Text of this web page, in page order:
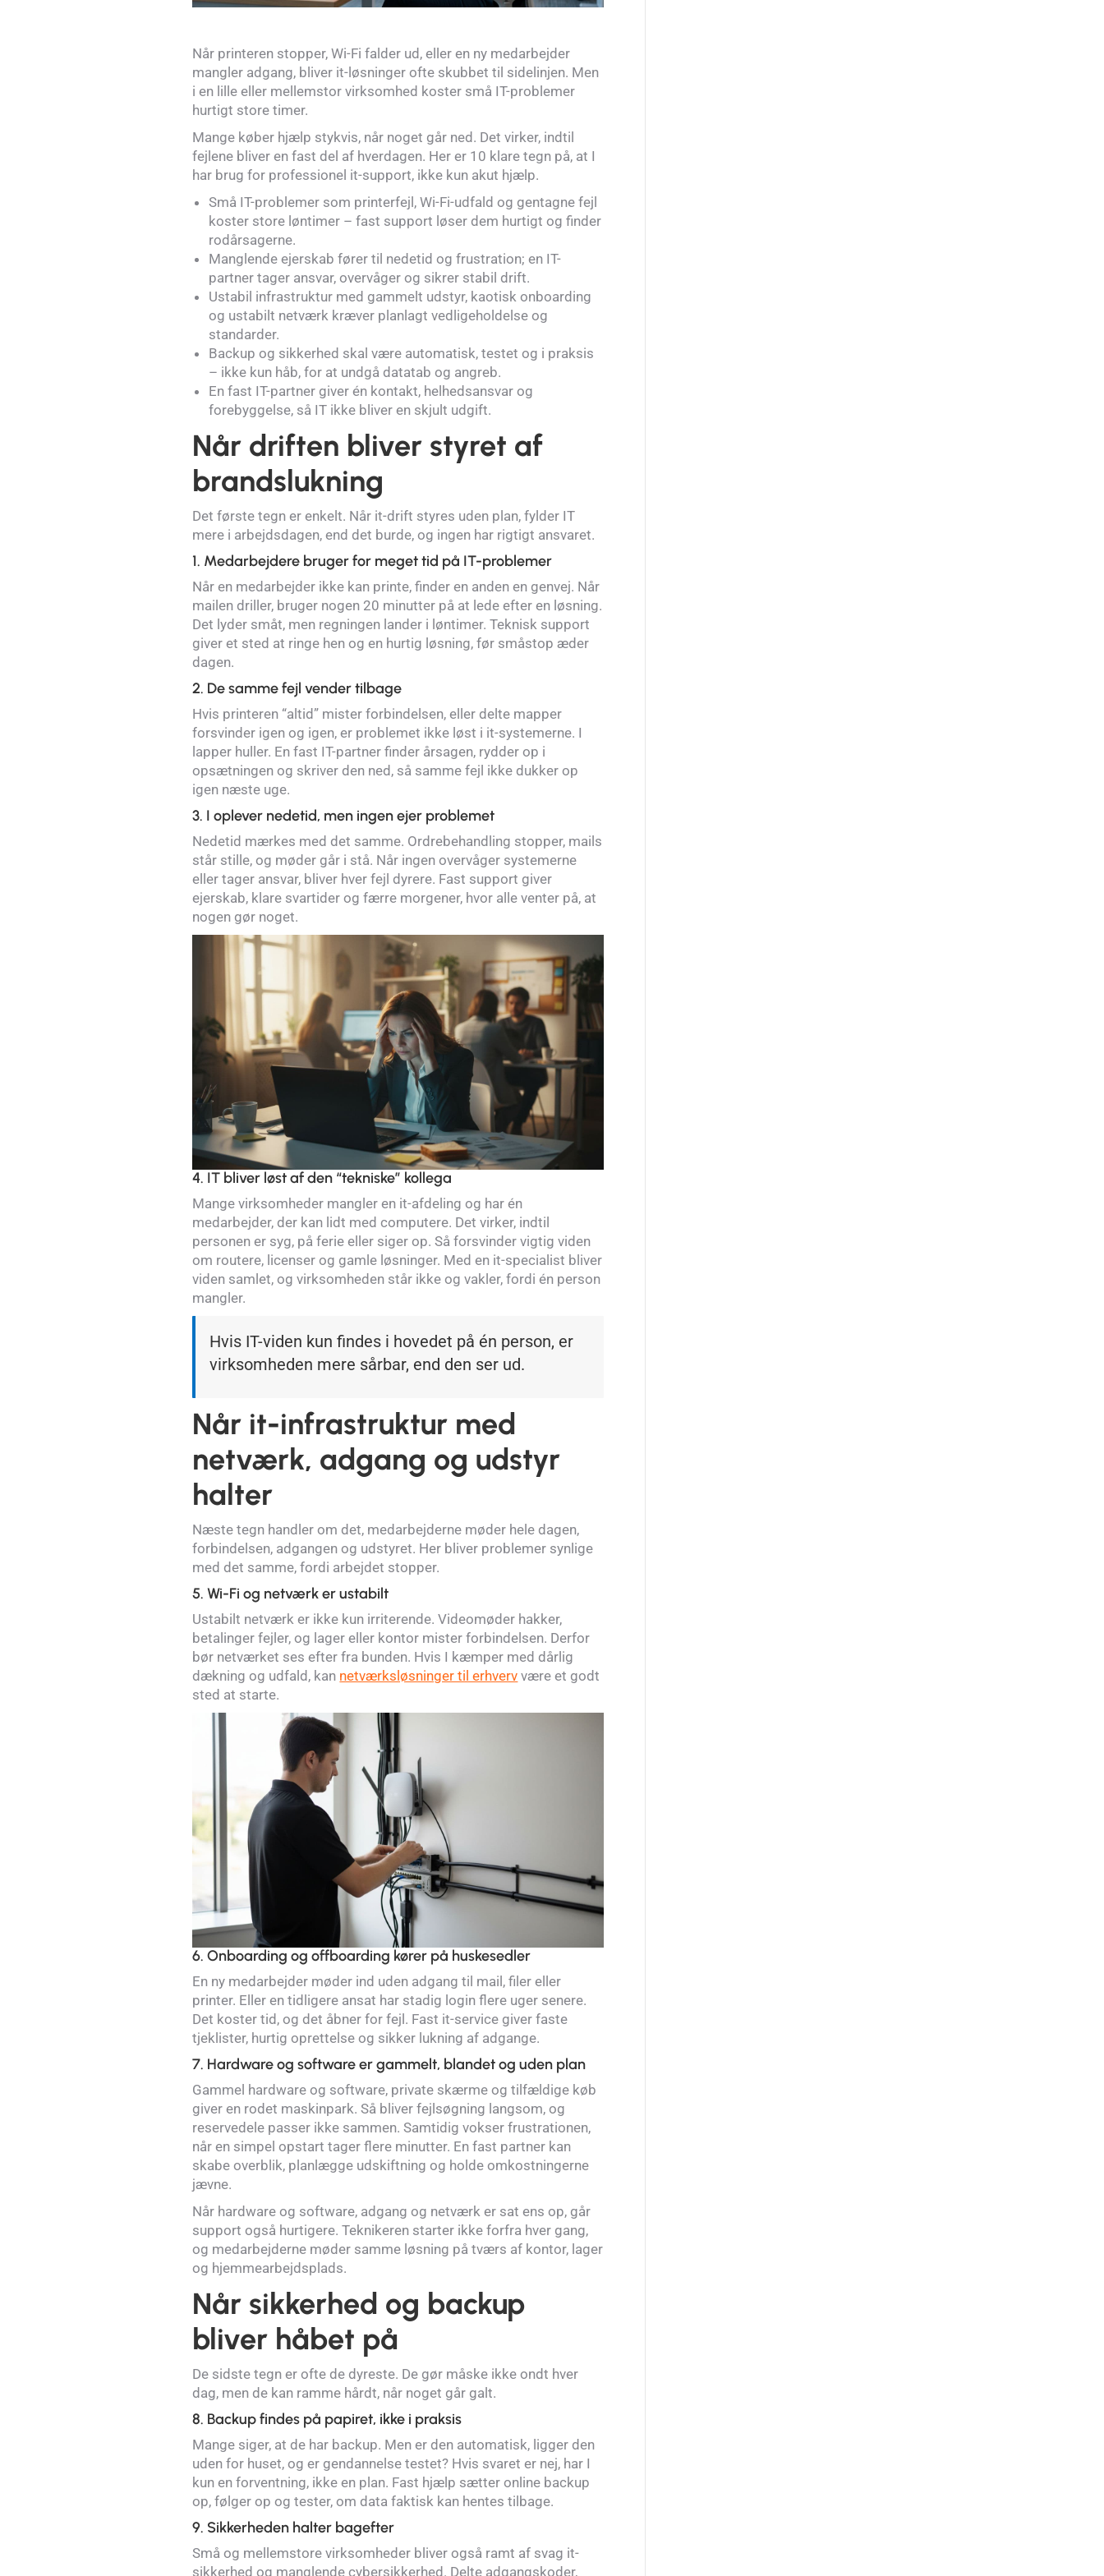
Når printeren stopper, Wi-Fi falder ud, eller en ny medarbejder
mangler adgang, bliver it-løsninger ofte skubbet til sidelinjen. Men
i en lille eller mellemstor virksomhed koster små IT-problemer
hurtigt store timer.
Mange køber hjælp stykvis, når noget går ned. Det virker, indtil
fejlene bliver en fast del af hverdagen. Her er 10 klare tegn på, at I
har brug for professionel it-support, ikke kun akut hjælp.
Små IT-problemer som printerfejl, Wi-Fi-udfald og gentagne fejl
koster store løntimer – fast support løser dem hurtigt og finder
rodårsagerne.
Manglende ejerskab fører til nedetid og frustration; en IT-
partner tager ansvar, overvåger og sikrer stabil drift.
Ustabil infrastruktur med gammelt udstyr, kaotisk onboarding
og ustabilt netværk kræver planlagt vedligeholdelse og
standarder.
Backup og sikkerhed skal være automatisk, testet og i praksis
– ikke kun håb, for at undgå datatab og angreb.
En fast IT-partner giver én kontakt, helhedsansvar og
forebyggelse, så IT ikke bliver en skjult udgift.
Når driften bliver styret af
brandslukning
Det første tegn er enkelt. Når it-drift styres uden plan, fylder IT
mere i arbejdsdagen, end det burde, og ingen har rigtigt ansvaret.
1. Medarbejdere bruger for meget tid på IT-problemer
Når en medarbejder ikke kan printe, finder en anden en genvej. Når
mailen driller, bruger nogen 20 minutter på at lede efter en løsning.
Det lyder småt, men regningen lander i løntimer. Teknisk support
giver et sted at ringe hen og en hurtig løsning, før småstop æder
dagen.
2. De samme fejl vender tilbage
Hvis printeren “altid” mister forbindelsen, eller delte mapper
forsvinder igen og igen, er problemet ikke løst i it-systemerne. I
lapper huller. En fast IT-partner finder årsagen, rydder op i
opsætningen og skriver den ned, så samme fejl ikke dukker op
igen næste uge.
3. I oplever nedetid, men ingen ejer problemet
Nedetid mærkes med det samme. Ordrebehandling stopper, mails
står stille, og møder går i stå. Når ingen overvåger systemerne
eller tager ansvar, bliver hver fejl dyrere. Fast support giver
ejerskab, klare svartider og færre morgener, hvor alle venter på, at
nogen gør noget.
4. IT bliver løst af den “tekniske” kollega
Mange virksomheder mangler en it-afdeling og har én
medarbejder, der kan lidt med computere. Det virker, indtil
personen er syg, på ferie eller siger op. Så forsvinder vigtig viden
om routere, licenser og gamle løsninger. Med en it-specialist bliver
viden samlet, og virksomheden står ikke og vakler, fordi én person
mangler.
Hvis IT-viden kun findes i hovedet på én person, er
virksomheden mere sårbar, end den ser ud.
Når it-infrastruktur med
netværk, adgang og udstyr
halter
Næste tegn handler om det, medarbejderne møder hele dagen,
forbindelsen, adgangen og udstyret. Her bliver problemer synlige
med det samme, fordi arbejdet stopper.
5. Wi-Fi og netværk er ustabilt
Ustabilt netværk er ikke kun irriterende. Videomøder hakker,
betalinger fejler, og lager eller kontor mister forbindelsen. Derfor
bør netværket ses efter fra bunden. Hvis I kæmper med dårlig
dækning og udfald, kan netværksløsninger til erhverv være et godt
sted at starte.
6. Onboarding og offboarding kører på huskesedler
En ny medarbejder møder ind uden adgang til mail, filer eller
printer. Eller en tidligere ansat har stadig login flere uger senere.
Det koster tid, og det åbner for fejl. Fast it-service giver faste
tjeklister, hurtig oprettelse og sikker lukning af adgange.
7. Hardware og software er gammelt, blandet og uden plan
Gammel hardware og software, private skærme og tilfældige køb
giver en rodet maskinpark. Så bliver fejlsøgning langsom, og
reservedele passer ikke sammen. Samtidig vokser frustrationen,
når en simpel opstart tager flere minutter. En fast partner kan
skabe overblik, planlægge udskiftning og holde omkostningerne
jævne.
Når hardware og software, adgang og netværk er sat ens op, går
support også hurtigere. Teknikeren starter ikke forfra hver gang,
og medarbejderne møder samme løsning på tværs af kontor, lager
og hjemmearbejdsplads.
Når sikkerhed og backup
bliver håbet på
De sidste tegn er ofte de dyreste. De gør måske ikke ondt hver
dag, men de kan ramme hårdt, når noget går galt.
8. Backup findes på papiret, ikke i praksis
Mange siger, at de har backup. Men er den automatisk, ligger den
uden for huset, og er gendannelse testet? Hvis svaret er nej, har I
kun en forventning, ikke en plan. Fast hjælp sætter online backup
op, følger op og tester, om data faktisk kan hentes tilbage.
9. Sikkerheden halter bagefter
Små og mellemstore virksomheder bliver også ramt af svag it-
sikkerhed og manglende cybersikkerhed. Delte adgangskoder,